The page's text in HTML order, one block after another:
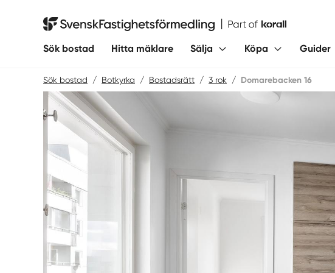
Svensk Fastighetsförmedling
Sök bostad Hitta mäklare Sälja Köpa Guider
Sök bostad / Botkyrka / Bostadsrätt / 3 rok / Domarebacken 16